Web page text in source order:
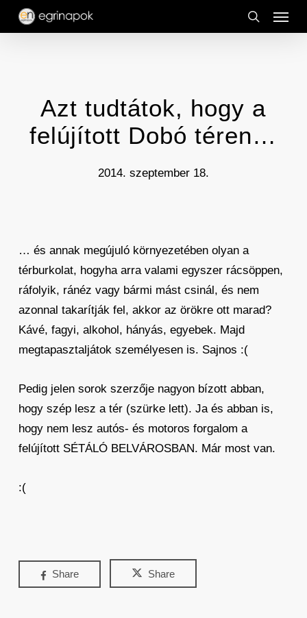
Skip
search
Menu
Azt tudtátok, hogy a
felújított Dobó téren…
2014. szeptember 18.
… és annak megújuló környezetében olyan a
térburkolat, hogyha arra valami egyszer rácsöppen,
ráfolyik, ránéz vagy bármi mást csinál, és nem
azonnal takarítják fel, akkor az örökre ott marad?
Kávé, fagyi, alkohol, hányás, egyebek. Majd
megtapasztaljátok személyesen is. Sajnos :(
Pedig jelen sorok szerzője nagyon bízott abban,
hogy szép lesz a tér (szürke lett). Ja és abban is,
hogy nem lesz autós- és motoros forgalom a
felújított SÉTÁLÓ BELVÁROSBAN. Már most van.
:(
Share Share